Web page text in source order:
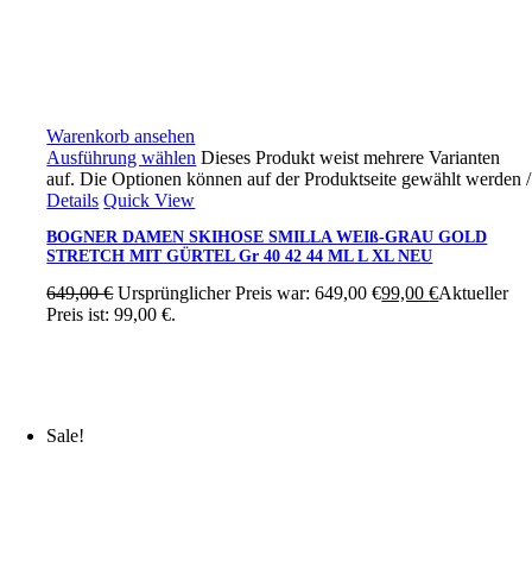
Warenkorb ansehen
Ausführung wählen Dieses Produkt weist mehrere Varianten
auf. Die Optionen können auf der Produktseite gewählt werden/
Details Quick View
BOGNER DAMEN SKIHOSE SMILLA WEIß-GRAU GOLD
STRETCH MIT GÜRTEL Gr 40 42 44 ML L XL NEU
649,00€ Ursprünglicher Preis war: 649,00 €99,00€Aktueller
Preis ist: 99,00 €.
Sale!